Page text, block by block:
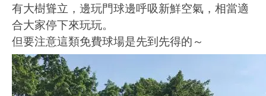
有大樹聳立，邊玩門球邊呼吸新鮮空氣，相當適
合大家停下來玩玩。
但要注意這類免費球場是先到先得的～